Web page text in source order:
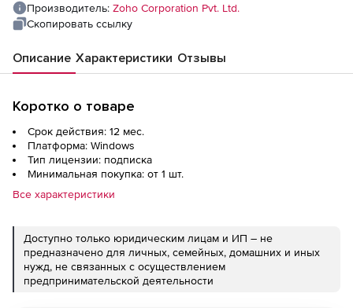
Производитель: Zoho Corporation Pvt. Ltd.
Скопировать ссылку
Описание Характеристики Отзывы
Коротко о товаре
Срок действия: 12 мес.
Платформа: Windows
Тип лицензии: подписка
Минимальная покупка: от 1 шт.
Все характеристики
Доступно только юридическим лицам и ИП – не
предназначено для личных, семейных, домашних и иных
нужд, не связанных с осуществлением
предпринимательской деятельности